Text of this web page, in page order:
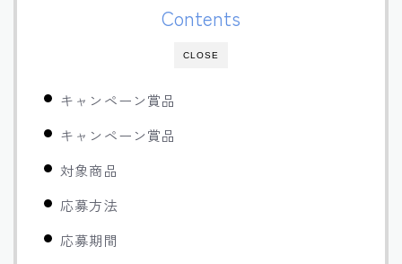
CLOSE
Contents
キャンペーン賞品
キャンペーン賞品
対象商品
応募方法
応募期間